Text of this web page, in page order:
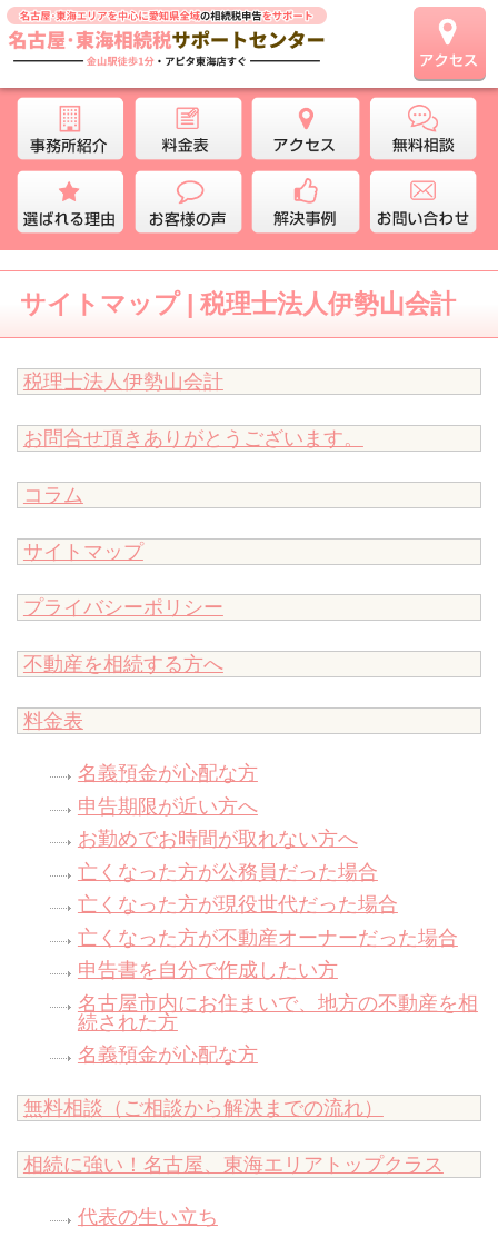
サイトマップ | 税理士法人伊勢山会計
税理士法人伊勢山会計
お問合せ頂きありがとうございます。
コラム
サイトマップ
プライバシーポリシー
不動産を相続する方へ
料金表
名義預金が心配な方
申告期限が近い方へ
お勤めでお時間が取れない方へ
亡くなった方が公務員だった場合
亡くなった方が現役世代だった場合
亡くなった方が不動産オーナーだった場合
申告書を自分で作成したい方
名古屋市内にお住まいで、地方の不動産を相
続された方
名義預金が心配な方
無料相談（ご相談から解決までの流れ）
相続に強い！名古屋、東海エリアトップクラス
代表の生い立ち